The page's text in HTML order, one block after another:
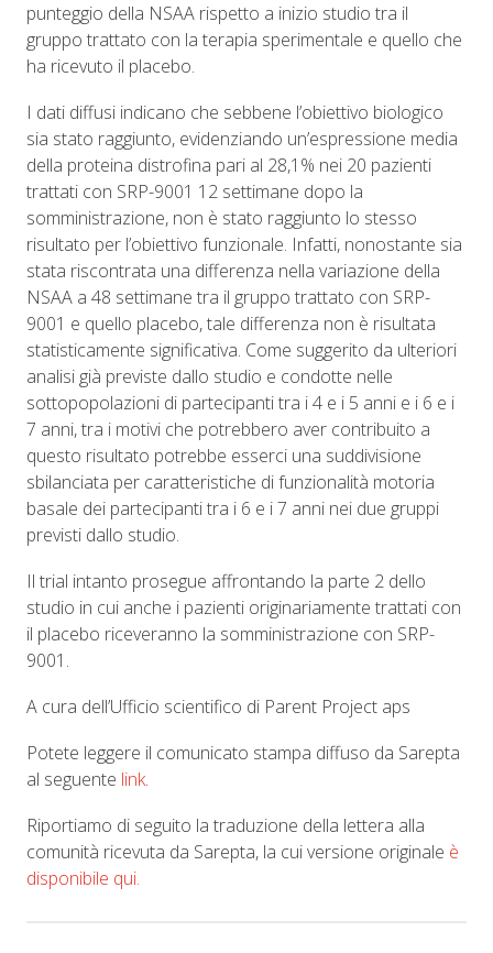
punteggio della NSAA rispetto a inizio studio tra il
gruppo trattato con la terapia sperimentale e quello che
ha ricevuto il placebo.
I dati diffusi indicano che sebbene l’obiettivo biologico
sia stato raggiunto, evidenziando un’espressione media
della proteina distrofina pari al 28,1% nei 20 pazienti
trattati con SRP-9001 12 settimane dopo la
somministrazione, non è stato raggiunto lo stesso
risultato per l’obiettivo funzionale. Infatti, nonostante sia
stata riscontrata una differenza nella variazione della
NSAA a 48 settimane tra il gruppo trattato con SRP-
9001 e quello placebo, tale differenza non è risultata
statisticamente significativa. Come suggerito da ulteriori
analisi già previste dallo studio e condotte nelle
sottopopolazioni di partecipanti tra i 4 e i 5 anni e i 6 e i
7 anni, tra i motivi che potrebbero aver contribuito a
questo risultato potrebbe esserci una suddivisione
sbilanciata per caratteristiche di funzionalità motoria
basale dei partecipanti tra i 6 e i 7 anni nei due gruppi
previsti dallo studio.
Il trial intanto prosegue affrontando la parte 2 dello
studio in cui anche i pazienti originariamente trattati con
il placebo riceveranno la somministrazione con SRP-
9001.
A cura dell’Ufficio scientifico di Parent Project aps
Potete leggere il comunicato stampa diffuso da Sarepta
al seguente link.
Riportiamo di seguito la traduzione della lettera alla
comunità ricevuta da Sarepta, la cui versione originale è
disponibile qui.